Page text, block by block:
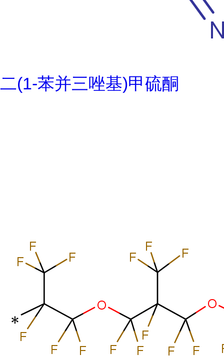
二(1-苯并三唑基)甲硫酮